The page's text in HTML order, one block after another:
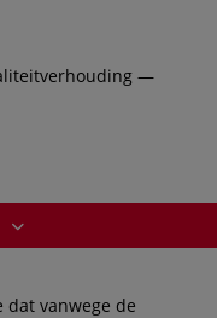
—
dat vanwege de